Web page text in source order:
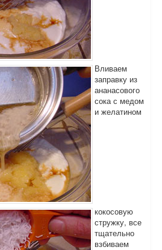
Вливаем
заправку из
ананасового
сока с медом
и желатином
кокосовую
стружку, все
тщательно
взбиваем